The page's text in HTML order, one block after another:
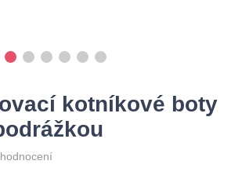
kotníkové boty